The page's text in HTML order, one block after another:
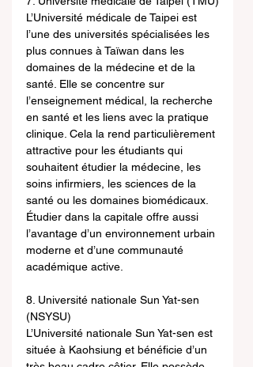
L’Université médicale de Taipei est
l’une des universités spécialisées les
plus connues à Taïwan dans les
domaines de la médecine et de la
santé. Elle se concentre sur
l’enseignement médical, la recherche
en santé et les liens avec la pratique
clinique. Cela la rend particulièrement
attractive pour les étudiants qui
souhaitent étudier la médecine, les
soins infirmiers, les sciences de la
santé ou les domaines biomédicaux.
Étudier dans la capitale offre aussi
l’avantage d’un environnement urbain
moderne et d’une communauté
académique active.
8. Université nationale Sun Yat-sen
(NSYSU)
L’Université nationale Sun Yat-sen est
située à Kaohsiung et bénéficie d’un